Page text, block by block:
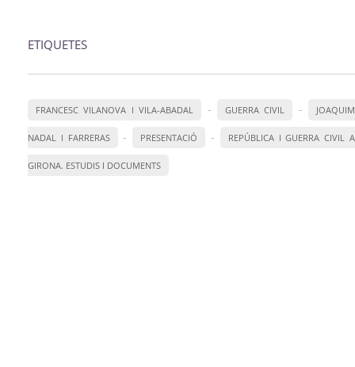
ETIQUETES
FRANCESC VILANOVA I VILA-ABADAL - GUERRA CIVIL - JOAQUIM
NADAL I FARRERAS - PRESENTACIÓ - REPÚBLICA I GUERRA CIVIL A
GIRONA. ESTUDIS I DOCUMENTS